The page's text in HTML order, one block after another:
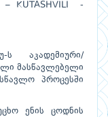
– KUTASHVILI -
აკადემიური/
მასწავლებელი
პროცესში
ენის ცოდნის